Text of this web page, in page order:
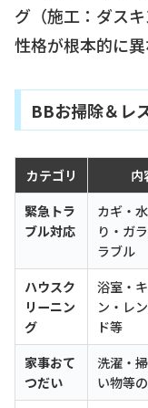
グ（施工：ダス
性格が根本的に異
BBお掃除＆レ
カテゴリ 内
緊急トラ
ブル対応
カギ・
り・ガ
ラブル
ハウスク
リーニン
グ
浴室・
ン・レ
ド等
家事おて
つだい
洗濯・
い物等